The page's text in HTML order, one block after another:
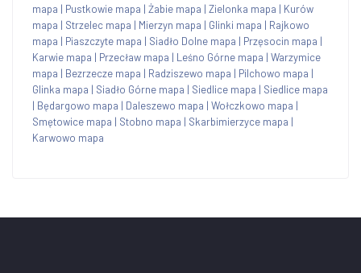
mapa | Pustkowie mapa | Żabie mapa | Zielonka mapa | Kurów
mapa | Strzelec mapa | Mierzyn mapa | Glinki mapa | Rajkowo
mapa | Piaszczyte mapa | Siadło Dolne mapa | Przęsocin mapa |
Karwie mapa | Przecław mapa | Leśno Górne mapa | Warzymice
mapa | Bezrzecze mapa | Radziszewo mapa | Pilchowo mapa |
Glinka mapa | Siadło Górne mapa | Siedlice mapa | Siedlice mapa
| Będargowo mapa | Daleszewo mapa | Wołczkowo mapa |
Smętowice mapa | Stobno mapa | Skarbimierzyce mapa |
Karwowo mapa